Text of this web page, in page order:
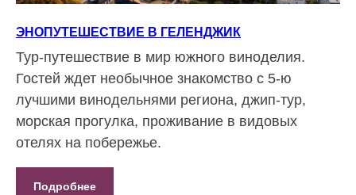
ЭНОПУТЕШЕСТВИЕ В ГЕЛЕНДЖИК
Тур-путешествие в мир южного виноделия.
Гостей ждет необычное знакомство с 5-ю
лучшими винодельнями региона, джип-тур,
морская прогулка, проживание в видовых
отелях на побережье.
Подробнее